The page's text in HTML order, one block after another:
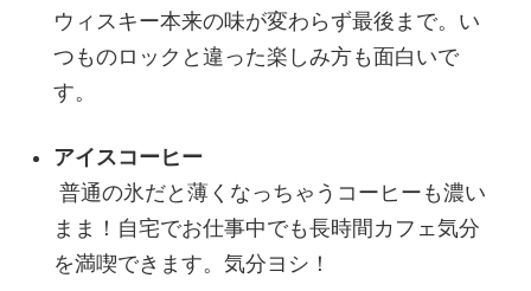
ウィスキー本来の味が変わらず最後まで。い
つものロックと違った楽しみ方も面白いで
す。
アイスコーヒー
普通の氷だと薄くなっちゃうコーヒーも濃い
まま！自宅でお仕事中でも長時間カフェ気分
を満喫できます。気分ヨシ！